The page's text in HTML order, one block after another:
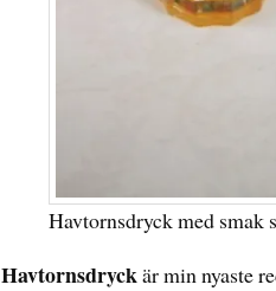
Havtornsdryck med smak
Havtornsdryckär min nyaste